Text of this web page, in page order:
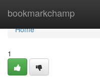
bookmarkchamp
Home
Home
1